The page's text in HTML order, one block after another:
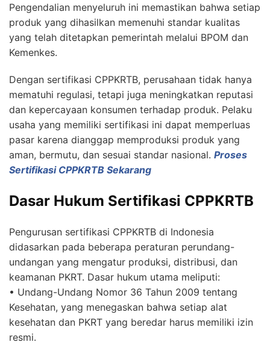
Pengendalian menyeluruh ini memastikan bahwa setiap
produk yang dihasilkan memenuhi standar kualitas
yang telah ditetapkan pemerintah melalui BPOM dan
Kemenkes.
Dengan sertifikasi CPPKRTB, perusahaan tidak hanya
mematuhi regulasi, tetapi juga meningkatkan reputasi
dan kepercayaan konsumen terhadap produk. Pelaku
usaha yang memiliki sertifikasi ini dapat memperluas
pasar karena dianggap memproduksi produk yang
aman, bermutu, dan sesuai standar nasional. Proses
Sertifikasi CPPKRTB Sekarang
Dasar Hukum Sertifikasi CPPKRTB
Pengurusan sertifikasi CPPKRTB di Indonesia
didasarkan pada beberapa peraturan perundang-
undangan yang mengatur produksi, distribusi, dan
keamanan PKRT. Dasar hukum utama meliputi:
• Undang-Undang Nomor 36 Tahun 2009 tentang
Kesehatan, yang menegaskan bahwa setiap alat
kesehatan dan PKRT yang beredar harus memiliki izin
resmi.